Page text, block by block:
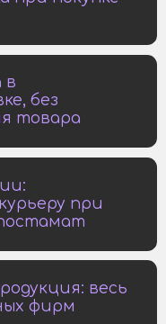
в
без
товара
при
весь
фирм